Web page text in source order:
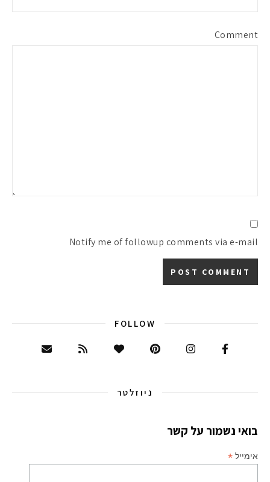
Comment
Notify me of followup comments via e-mail
FOLLOW
ניוזלטר
בואי נשמור על קשר
אימייל *